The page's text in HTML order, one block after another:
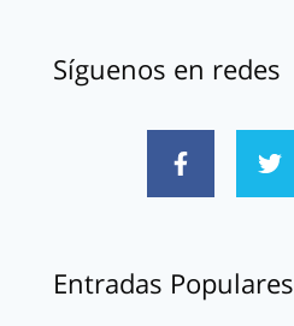
Síguenos en redes
Entradas Populares